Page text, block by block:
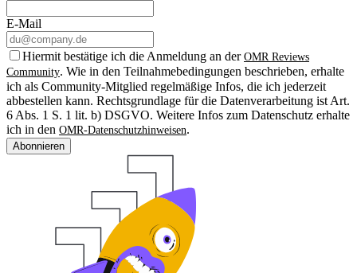
E-Mail
Hiermit bestätige ich die Anmeldung an der OMR Reviews
Community. Wie in den Teilnahmebedingungen beschrieben, erhalte
ich als Community-Mitglied regelmäßige Infos, die ich jederzeit
abbestellen kann. Rechtsgrundlage für die Datenverarbeitung ist Art.
6 Abs. 1 S. 1 lit. b) DSGVO. Weitere Infos zum Datenschutz erhalte
ich in den OMR-Datenschutzhinweisen.
Abonnieren